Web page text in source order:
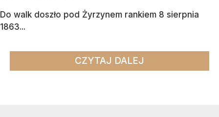
Do walk doszło pod Żyrzynem rankiem 8 sierpnia
1863...
CZYTAJ DALEJ